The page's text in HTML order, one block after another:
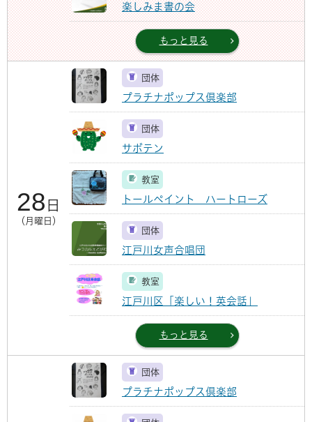
楽しみま書の会
もっと見る
28 日
（月曜日）
団体
プラチナポップス倶楽部
団体
サボテン
教室
トールペイント ハートローズ
団体
江戸川女声合唱団
教室
江戸川区「楽しい！英会話」
もっと見る
団体
プラチナポップス倶楽部